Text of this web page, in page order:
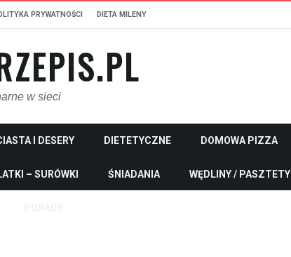
PRYWATNOŚCI DIETA MILENY
w sieci
I DESERY DIETETYCZNE DOMOWA PIZZA
– SURÓWKI ŚNIADANIA WĘDLINY / PASZTETY